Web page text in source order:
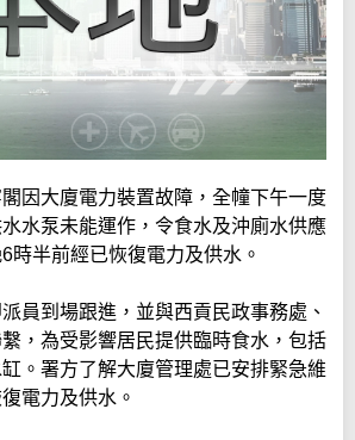
因大廈電力裝置故障，全幢下午一度
水泵未能運作，令食水及沖廁水供應
時半前經已恢復電力及供水。
員到場跟進，並與西貢民政事務處、
，為受影響居民提供臨時食水，包括
。署方了解大廈管理處已安排緊急維
電力及供水。